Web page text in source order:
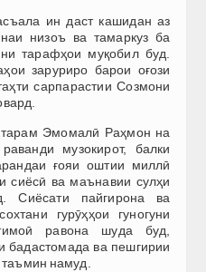
ин даст кашидан аз
низоъ ва тамаркуз ба
тарафҳои муқобил буд.
заруриро барои оғози
сарпарастии Созмони
Эмомалӣ Раҳмон на
музокирот, балки
ғояи оштии миллӣ
сиёсӣ ва маънавии сулҳи
Сиёсати пайгирона ва
гурӯҳҳои гуногуни
равона шуда буд,
бадастомада ва пешгирии
таъмин намуд.